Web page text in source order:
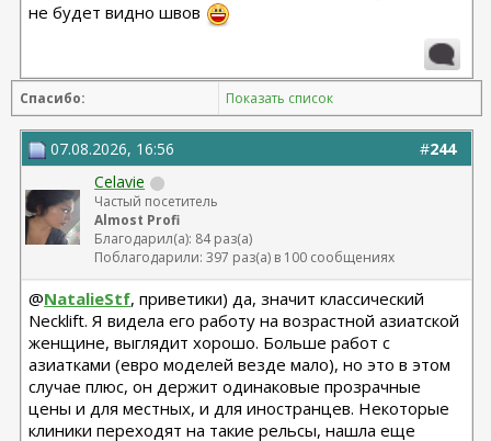
не будет видно швов
Спасибо: Показать список
#244
07.08.2026, 16:56
Celavie
Частый посетитель
Almost Profi
Благодарил(а): 84 раз(а)
Поблагодарили: 397 раз(а) в 100 сообщениях
@NatalieStf, приветики) да, значит классический
Necklift. Я видела его работу на возрастной азиатской
женщине, выглядит хорошо. Больше работ с
азиатками (евро моделей везде мало), но это в этом
случае плюс, он держит одинаковые прозрачные
цены и для местных, и для иностранцев. Некоторые
клиники переходят на такие рельсы, нашла еще